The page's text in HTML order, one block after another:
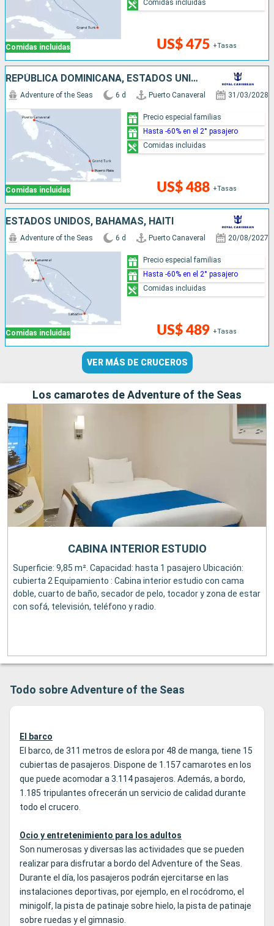
Comidas incluidas US$ 475 +Tasas
Comidas incluidas
REPÚBLICA DOMINICANA, ESTADOS UNIDOS
Comidas incluidas
Adventure of the Seas 6 d Puerto Canaveral 31/03/2028
US$ 488 +Tasas
Precio especial familias
Hasta -60% en el 2° pasajero
Comidas incluidas
ESTADOS UNIDOS, BAHAMAS, HAITI
Comidas incluidas
Adventure of the Seas 6 d Puerto Canaveral 20/08/2027
US$ 489 +Tasas
Precio especial familias
Hasta -60% en el 2° pasajero
Comidas incluidas
VER MÁS DE CRUCEROS
Los camarotes de Adventure of the Seas
CABINA INTERIOR ESTUDIO
Superficie: 9,85 m². Capacidad: hasta 1 pasajero Ubicación:
cubierta 2 Equipamiento : Cabina interior estudio con cama
doble, cuarto de baño, secador de pelo, tocador y zona de estar
con sofá, televisión, teléfono y radio.
Todo sobre Adventure of the Seas
El barco
El barco, de 311 metros de eslora por 48 de manga, tiene 15
cubiertas de pasajeros. Dispone de 1.157 camarotes en los
que puede acomodar a 3.114 pasajeros. Además, a bordo,
1.185 tripulantes ofrecerán un servicio de calidad durante
todo el crucero.
Ocio y entretenimiento para los adultos
Son numerosas y diversas las actividades que se pueden
realizar para disfrutar a bordo del Adventure of the Seas.
Durante el día, los pasajeros podrán ejercitarse en las
instalaciones deportivas, por ejemplo, en el rocódromo, el
minigolf, la pista de patinaje sobre hielo, la pista de patinaje
sobre ruedas y el gimnasio.